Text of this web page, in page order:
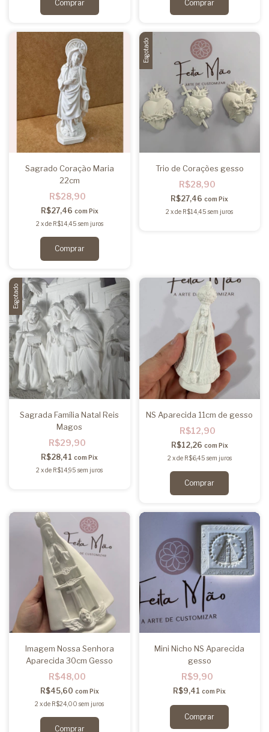
Sagrado Coração Maria
22cm
R$28,90
R$27,46 com Pix
2 xde R$14,45 sem juros
Esgotado
Trio de Corações gesso
R$28,90
R$27,46com Pix
2 xde R$14,45 sem juros
Esgotado
Sagrada Família Natal Reis
Magos
R$29,90
R$28,41com Pix
2 xde R$14,95 sem juros
NS Aparecida 11cm de gesso
R$12,90
R$12,26 com Pix
2 xde R$6,45 sem juros
Imagem Nossa Senhora
Aparecida 30cm Gesso
R$48,00
R$45,60 com Pix
2 xde R$24,00 sem juros
Mini Nicho NS Aparecida
gesso
R$9,90
R$9,41com Pix